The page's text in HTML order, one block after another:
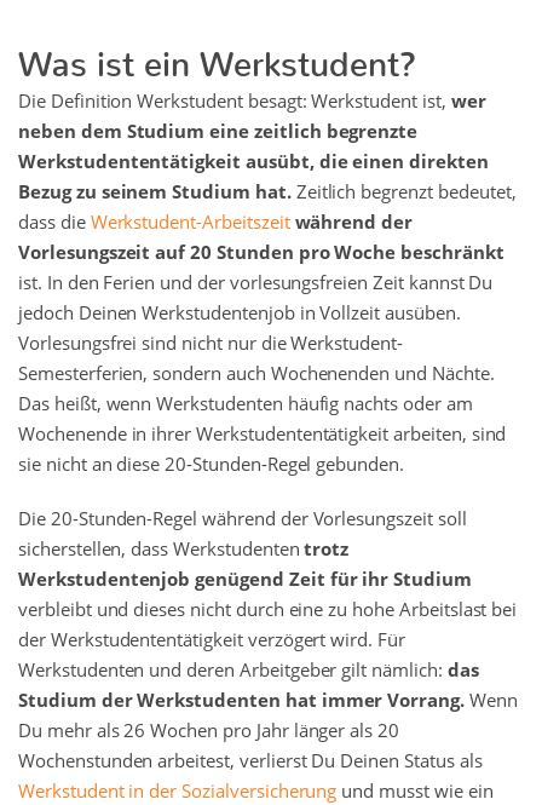
Was ist ein Werkstudent?
Die Definition Werkstudent besagt: Werkstudent ist, wer
neben dem Studium eine zeitlich begrenzte
Werkstudententätigkeit ausübt, die einen direkten
Bezug zu seinem Studium hat.Zeitlich begrenzt bedeutet,
dass die Werkstudent-Arbeitszeitwährend der
Vorlesungszeit auf 20 Stunden pro Woche beschränkt
ist. In den Ferien und der vorlesungsfreien Zeit kannst Du
jedoch Deinen Werkstudentenjob in Vollzeit ausüben.
Vorlesungsfrei sind nicht nur die Werkstudent-
Semesterferien, sondern auch Wochenenden und Nächte.
Das heißt, wenn Werkstudenten häufig nachts oder am
Wochenende in ihrer Werkstudententätigkeit arbeiten, sind
sie nicht an diese 20-Stunden-Regel gebunden.
Die 20-Stunden-Regel während der Vorlesungszeit soll
sicherstellen, dass Werkstudententrotz
Werkstudentenjob genügend Zeit für ihr Studium
verbleibt und dieses nicht durch eine zu hohe Arbeitslast bei
der Werkstudententätigkeit verzögert wird. Für
Werkstudenten und deren Arbeitgeber gilt nämlich: das
Studium der Werkstudenten hat immer Vorrang. Wenn
Du mehr als 26 Wochen pro Jahr länger als 20
Wochenstunden arbeitest, verlierst Du Deinen Status als
Werkstudent in der Sozialversicherung und musst wie ein